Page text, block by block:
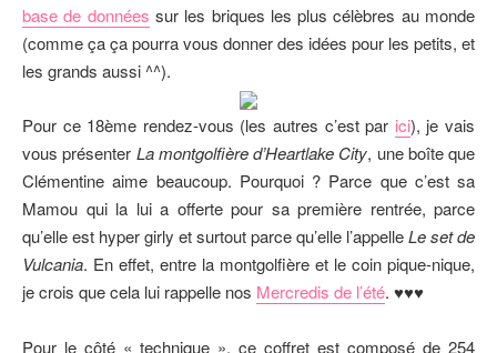
D
D
A
T
F
E
T
E
base de données sur les briques les plus célèbres au monde
(comme ça ça pourra vous donner des idées pour les petits, et
les grands aussi ^^).
Pour ce 18ème rendez-vous (les autres c’est par ici), je vais
vous présenter La montgolfière d’Heartlake City, une boîte que
Clémentine aime beaucoup. Pourquoi ? Parce que c’est sa
Mamou qui la lui a offerte pour sa première rentrée, parce
qu’elle est hyper girly et surtout parce qu’elle l’appelleLe set de
Vulcania. En effet, entre la montgolfière et le coin pique-nique,
je crois que cela lui rappelle nos Mercredis de l’été. ♥♥♥
Pour le côté « technique », ce coffret est composé de 254